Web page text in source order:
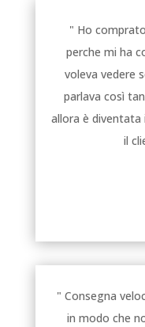
" Ho
perche mi ha
voleva vedere
parlava così
allora è
il
" Consegna
in modo che